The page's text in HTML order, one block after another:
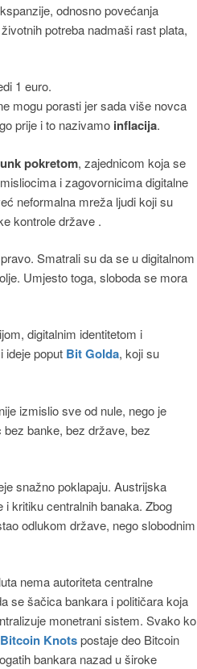
odnosno povećanja
potreba nadmaši rast plata,
1 euro.
mogu porasti jer sada više novca
prije i to nazivamo inflacija.
pokretom, zajednicom koja se
i zagovornicima digitalne
neformalna mreža ljudi koji su
kontrole države .
Smatrali su da se u digitalnom
Umjesto toga, sloboda se mora
digitalnim identitetom i
ideje poput Bit Golda, koji su
izmislio sve od nule, nego je
banke, bez države, bez
snažno poklapaju. Austrijska
kritiku centralnih banaka. Zbog
odlukom države, nego slobodnim
nema autoriteta centralne
se šačica bankara i političara koja
monetrani sistem. Svako ko
Bitcoin Knotspostaje deo Bitcoin
bankara nazad u široke